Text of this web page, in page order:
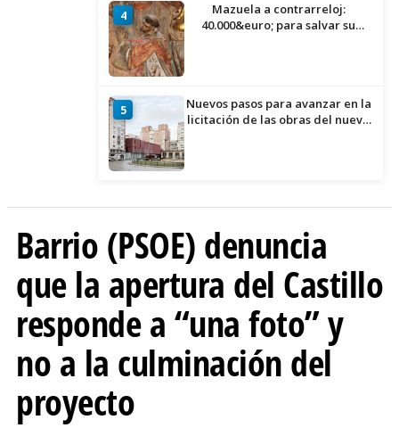
4
Mazuela a contrarreloj:
40.000&euro; para salvar su
5
Nuevos pasos para avanzar en la
licitación de las obras del nuevo
Barrio (PSOE) denuncia
que la apertura del Castillo
responde a “una foto” y
no a la culminación del
proyecto